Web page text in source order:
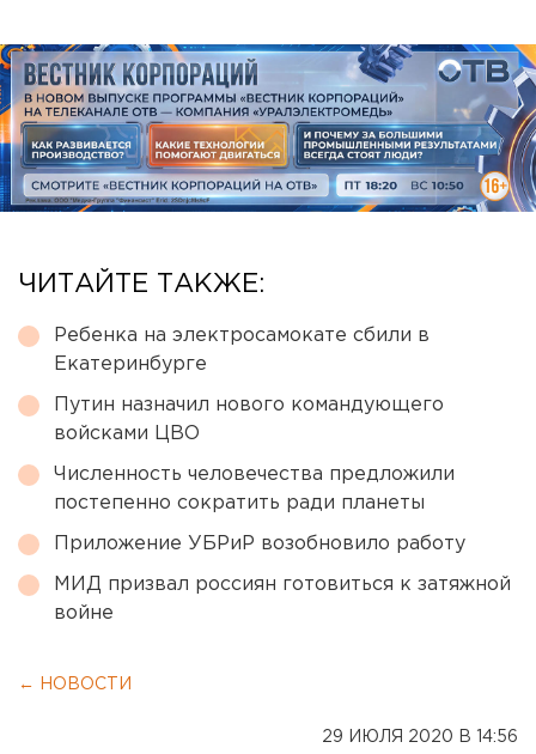
ЧИТАЙТЕ ТАКЖЕ:
Ребенка на электросамокате сбили в
Екатеринбурге
Путин назначил нового командующего
войсками ЦВО
Численность человечества предложили
постепенно сократить ради планеты
Приложение УБРиР возобновило работу
МИД призвал россиян готовиться к затяжной
войне
← НОВОСТИ
29 ИЮЛЯ 2020 В 14:56